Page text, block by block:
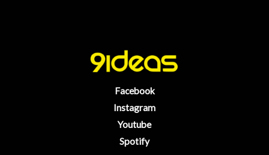
Facebook
Instagram
Youtube
Spotify